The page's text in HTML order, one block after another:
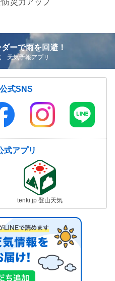
ーで雨を回避！
天気予報アプリ
式SNS
式アプリ
tenki.jp 登山天気